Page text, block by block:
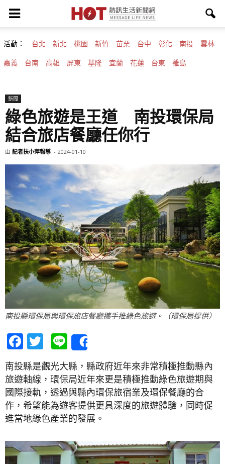
活動： 台北 新北 桃園 新竹 苗栗 台中 彰化 南投 雲林
嘉義 台南 高雄 屏東 基隆 宜蘭 花蓮 台東 離島
新聞
綠色旅遊是王道 南投環保局
結合旅店餐廳任你行
由 記者扶小萍報導 - 2024-01-10
南投縣環保局與環保旅店餐廳攜手推綠色旅遊。（環保局提供）
Facebook
Twitter
Line
南投縣是觀光大縣，縣政府近年來非常積極推動縣內
旅遊軸線，環保局近年來更是積極推動綠色旅遊期與
國際接軌，透過與縣內環保旅宿業及環保餐廳的合
作，希望能為遊客提供更具深度的旅遊體驗，同時促
進當地綠色產業的發展。